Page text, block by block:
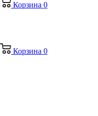
Корзина 0
Корзина 0